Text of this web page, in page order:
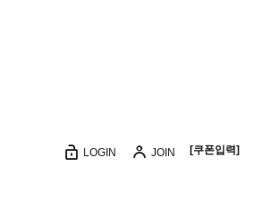
LOGIN JOIN [쿠폰입력]